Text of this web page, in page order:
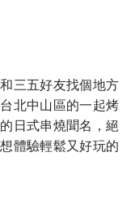
三五好友找個地方
北中山區的一起烤
日式串燒聞名，絕
體驗輕鬆又好玩的